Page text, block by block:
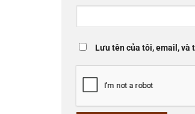
Lưu tên của tôi, email, và